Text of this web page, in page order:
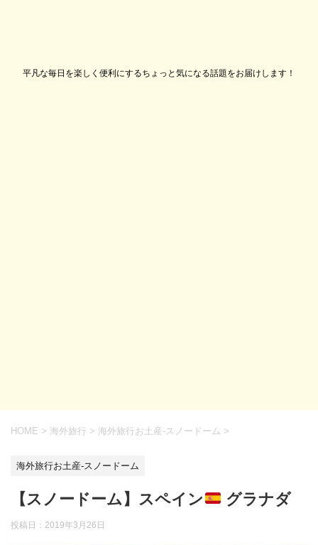
平凡な毎日を楽しく便利にするちょっと気になる話題をお届けします！
HOME > 海外旅行 > 海外旅行お土産-スノードーム >
海外旅行お土産-スノードーム
【スノードーム】スペイン グラナダ
投稿日： 2019年3月26日